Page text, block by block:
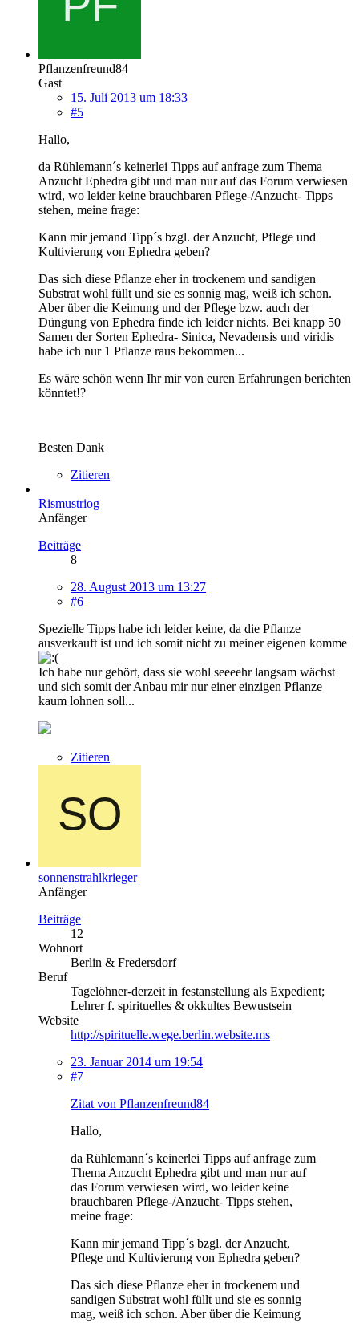
Pflanzenfreund84
Gast
15. Juli 2013 um 18:33
#5
Hallo,
da Rühlemann´s keinerlei Tipps auf anfrage zum Thema
Anzucht Ephedra gibt und man nur auf das Forum verwiesen
wird, wo leider keine brauchbaren Pflege-/Anzucht- Tipps
stehen, meine frage:
Kann mir jemand Tipp´s bzgl. der Anzucht, Pflege und
Kultivierung von Ephedra geben?
Das sich diese Pflanze eher in trockenem und sandigen
Substrat wohl füllt und sie es sonnig mag, weiß ich schon.
Aber über die Keimung und der Pflege bzw. auch der
Düngung von Ephedra finde ich leider nichts. Bei knapp 50
Samen der Sorten Ephedra- Sinica, Nevadensis und viridis
habe ich nur 1 Pflanze raus bekommen...
Es wäre schön wenn Ihr mir von euren Erfahrungen berichten
könntet!?
Besten Dank
Zitieren
Rismustriog
Anfänger
Beiträge
8
28. August 2013 um 13:27
#6
Spezielle Tipps habe ich leider keine, da die Pflanze
ausverkauft ist und ich somit nicht zu meiner eigenen komme
Ich habe nur gehört, dass sie wohl seeeehr langsam wächst
und sich somit der Anbau mir nur einer einzigen Pflanze
kaum lohnen soll...
Zitieren
sonnenstrahlkrieger
Anfänger
Beiträge
12
Wohnort
Berlin & Fredersdorf
Beruf
Tagelöhner-derzeit in festanstellung als Expedient;
Lehrer f. spirituelles & okkultes Bewustsein
Website
http://spirituelle.wege.berlin.website.ms
23. Januar 2014 um 19:54
#7
Zitat von Pflanzenfreund84
Hallo,
da Rühlemann´s keinerlei Tipps auf anfrage zum
Thema Anzucht Ephedra gibt und man nur auf
das Forum verwiesen wird, wo leider keine
brauchbaren Pflege-/Anzucht- Tipps stehen,
meine frage:
Kann mir jemand Tipp´s bzgl. der Anzucht,
Pflege und Kultivierung von Ephedra geben?
Das sich diese Pflanze eher in trockenem und
sandigen Substrat wohl füllt und sie es sonnig
mag, weiß ich schon. Aber über die Keimung